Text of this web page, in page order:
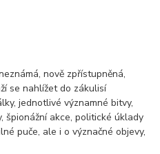
nově zpřístupněná,
se nahlížet do zákulisí
jednotlivé významné bitvy,
špionážní akce, politické úklady
puče, ale i o význačné objevy,